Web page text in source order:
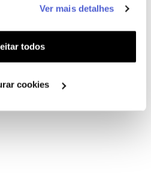
de personalização e
anúncios aos seus interesses
Pode gerir a
Ver mais detalhes
todos
cookies
ESTREIA